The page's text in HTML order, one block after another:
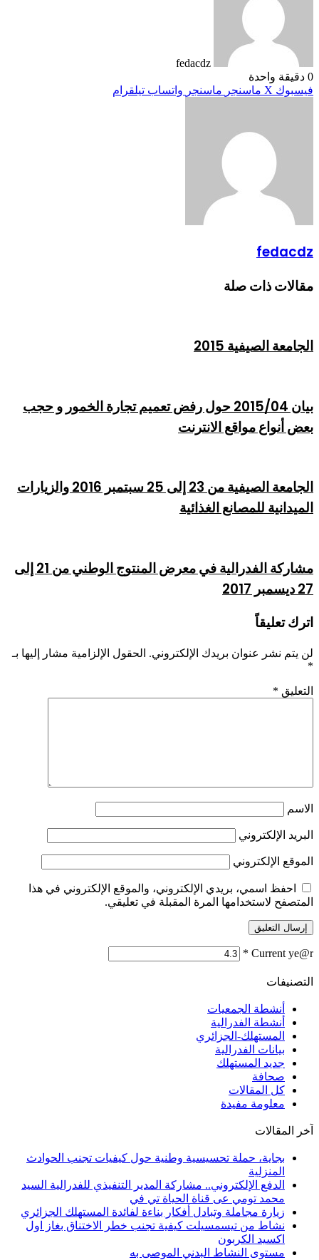
fedacdz
0 دقيقة واحدة
فيسبوك ‫X ماسنجر ماسنجر واتساب تيلقرام
fedacdz
مقالات ذات صلة
الجامعة الصيفية 2015
بيان 2015/04 حول رفض تعميم تجارة الخمور و حجب
بعض أنواع مواقع الانترنت
الجامعة الصيفية من 23 إلى 25 سبتمبر 2016 والزيارات
الميدانية للمصانع الغذائية
مشاركة الفدرالية في معرض المنتوج الوطني من 21 إلى
27 ديسمبر 2017
اترك تعليقاً
لن يتم نشر عنوان بريدك الإلكتروني. الحقول الإلزامية مشار إليها بـ
*
التعليق *
الاسم
البريد الإلكتروني
الموقع الإلكتروني
احفظ اسمي، بريدي الإلكتروني، والموقع الإلكتروني في هذا
المتصفح لاستخدامها المرة المقبلة في تعليقي.
Current ye@r
*
التصنيفات
أنشطة الجمعيات
أنشطة الفدرالية
المستهلك-الجزائري
بيانات الفدرالية
جديد المستهلك
صحافة
كل المقالات
معلومة مفيدة
آخر المقالات
بجاية، حملة تحسيسية وطنية حول كيفيات تجنب الحوادث
المنزلية
الدفع الإلكتروني.. مشاركة المدير التنفيذي للفدرالية السيد
محمد تومي عى قناة الحياة تي في
زيارة مجاملة وتبادل أفكار بناءة لفائدة المستهلك الجزائري
نشاط من تيسمسيلت كيفية تجنب خطر الاختناق بغاز اول
اكسيد الكربون
مستوى النشاط البدني الموصى به